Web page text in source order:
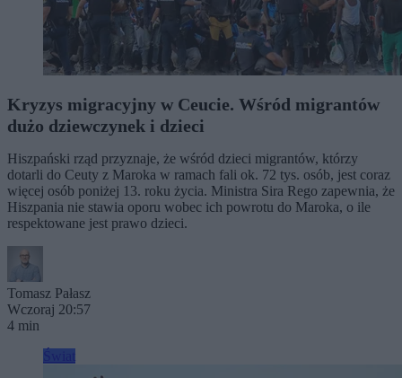
Kryzys migracyjny w Ceucie. Wśród migrantów
dużo dziewczynek i dzieci
Hiszpański rząd przyznaje, że wśród dzieci migrantów, którzy
dotarli do Ceuty z Maroka w ramach fali ok. 72 tys. osób, jest coraz
więcej osób poniżej 13. roku życia. Ministra Sira Rego zapewnia, że
Hiszpania nie stawia oporu wobec ich powrotu do Maroka, o ile
respektowane jest prawo dzieci.
Tomasz Pałasz
Wczoraj 20:57
4 min